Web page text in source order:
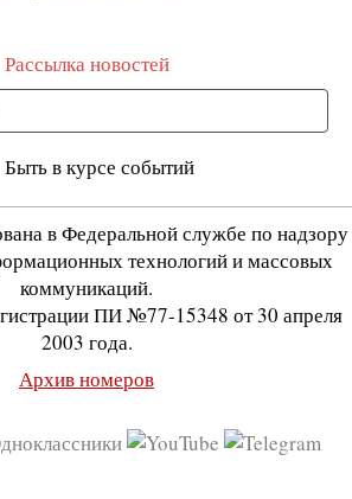
Рассылка новостей
Быть в курсе событий
в Федеральной службе по надзору
технологий и массовых
коммуникаций.
ПИ №77-15348 от 30 апреля
2003 года.
Архив номеров